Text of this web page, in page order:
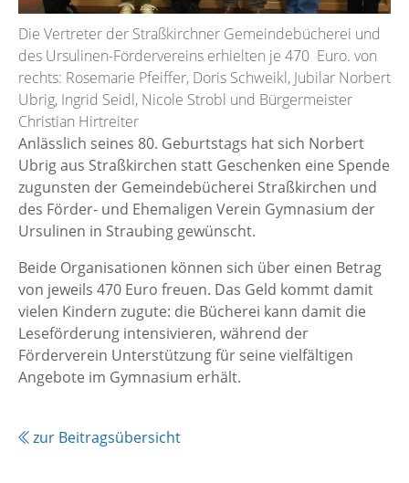
Die Vertreter der Straßkirchner Gemeindebücherei und
des Ursulinen-Fördervereins erhielten je 470 Euro. von
rechts: Rosemarie Pfeiffer, Doris Schweikl, Jubilar Norbert
Ubrig, Ingrid Seidl, Nicole Strobl und Bürgermeister
Christian Hirtreiter
Anlässlich seines 80. Geburtstags hat sich Norbert
Ubrig aus Straßkirchen statt Geschenken eine Spende
zugunsten der Gemeindebücherei Straßkirchen und
des Förder- und Ehemaligen Verein Gymnasium der
Ursulinen in Straubing gewünscht.
Beide Organisationen können sich über einen Betrag
von jeweils 470 Euro freuen. Das Geld kommt damit
vielen Kindern zugute: die Bücherei kann damit die
Leseförderung intensivieren, während der
Förderverein Unterstützung für seine vielfältigen
Angebote im Gymnasium erhält.
zur Beitragsübersicht